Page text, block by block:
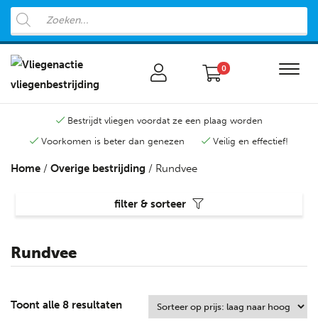
0
Bestrijdt vliegen voordat ze een plaag worden
Voorkomen is beter dan genezen
Veilig en effectief!
Rundvee
Toont alle 8 resultaten
Home / Overige bestrijding / Rundvee
filter & sorteer